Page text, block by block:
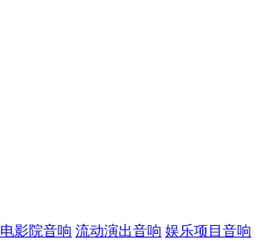
电影院音响 流动演出音响 娱乐项目音响